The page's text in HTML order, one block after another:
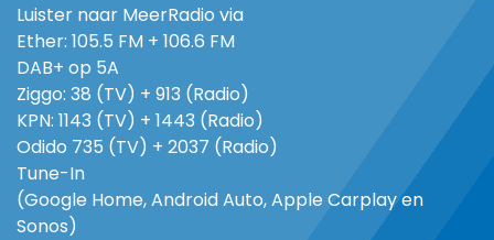
Luister naar MeerRadio via
Ether: 105.5 FM + 106.6 FM
DAB+ op 5A
Ziggo: 38 (TV) + 913 (Radio)
KPN: 1143 (TV) + 1443 (Radio)
Odido 735 (TV) + 2037 (Radio)
Tune-In
(Google Home, Android Auto, Apple Carplay en
Sonos)